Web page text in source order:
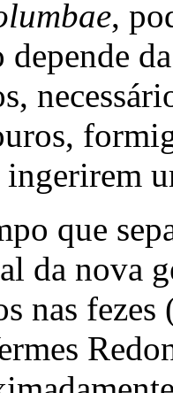
,
depende
ingerirem
que
da nova
nas